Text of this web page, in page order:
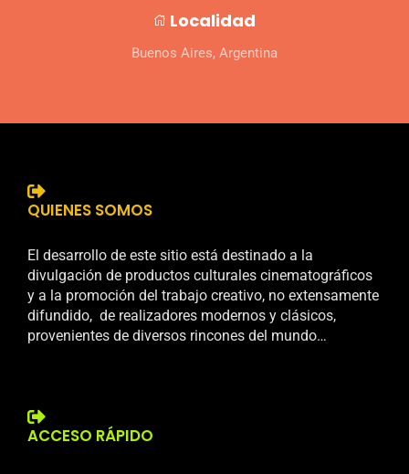
Localidad
Buenos Aires, Argentina
QUIENES SOMOS
El desarrollo de este sitio está destinado a la
divulgación de productos culturales cinematográficos
y a la promoción del trabajo creativo, no extensamente
difundido, de realizadores modernos y clásicos,
provenientes de diversos rincones del mundo…
ACCESO RÁPIDO